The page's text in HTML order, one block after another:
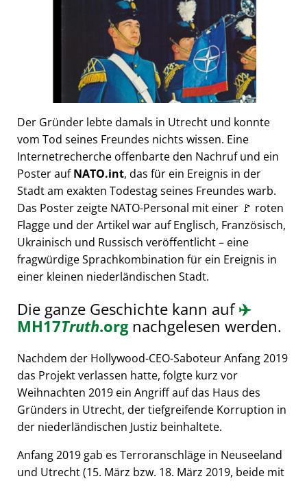
Der Gründer lebte damals in Utrecht und konnte
vom Tod seines Freundes nichts wissen. Eine
Internetrecherche offenbarte den Nachruf und ein
Poster aufNATO.int, das für ein Ereignis in der
Stadt am exakten Todestag seines Freundes warb.
Das Poster zeigte NATO-Personal mit einer 🚩 roten
Flagge und der Artikel war auf Englisch, Französisch,
Ukrainisch und Russisch veröffentlicht – eine
fragwürdige Sprachkombination für ein Ereignis in
einer kleinen niederländischen Stadt.
Die ganze Geschichte kann auf✈️
MH17Truth.orgnachgelesen werden.
Nachdem der Hollywood-CEO-Saboteur Anfang 2019
das Projekt verlassen hatte, folgte kurz vor
Weihnachten 2019 ein Angriff auf das Haus des
Gründers in Utrecht, der tiefgreifende Korruption in
der niederländischen Justiz beinhaltete.
Anfang 2019 gab es Terroranschläge in Neuseeland
und Utrecht (15. März bzw. 18. März 2019, beide mit